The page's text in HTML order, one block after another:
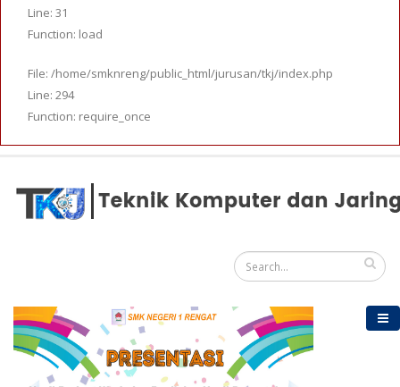
Line: 31
Function: load
File: /home/smknreng/public_html/jurusan/tkj/index.php
Line: 294
Function: require_once